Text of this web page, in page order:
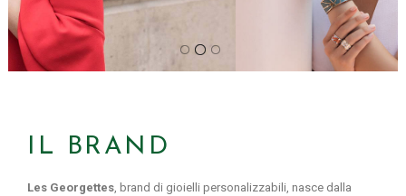
IL BRAND
Les Georgettes, brand di gioielli personalizzabili, nasce dalla